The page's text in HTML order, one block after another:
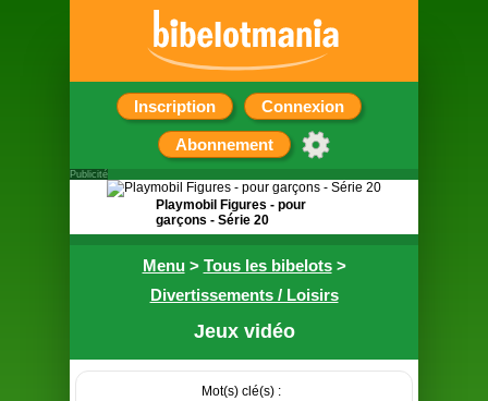
Inscription Connexion
Abonnement
Menu> Tous les bibelots>
Divertissements / Loisirs
Jeux vidéo
Mot(s) clé(s) :
Publicité
Playmobil Figures - pour
garçons - Série 20
une figurine